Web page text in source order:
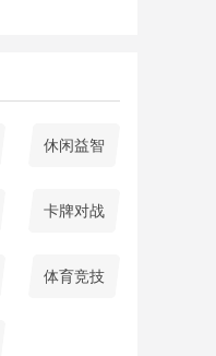
休闲益智
卡牌对战
体育竞技